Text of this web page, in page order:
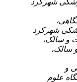
شهرکرد
شهرکرد
سالک،
علوم